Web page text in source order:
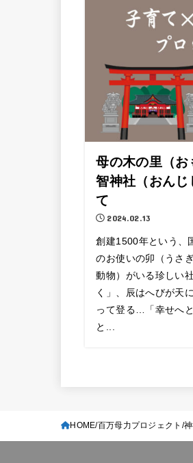
母の木の里（
智神社（おん
て
2024.02.13
創建1500年という、
のお使いの卯（うさ
動物）がいる珍しい
く」、辰はへびが天
って登る…「幸せへ
と...
HOME 百万母力プロジェクト